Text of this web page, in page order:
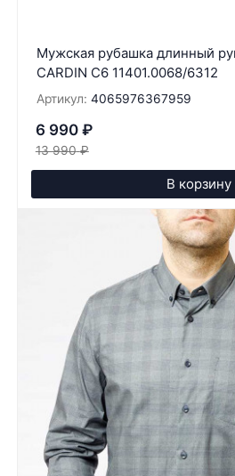
Мужская рубашка длинный
CARDIN C6 11401.0068/6312
Артикул: 4065976367959
6 990 ₽
13 990 ₽
В корзину